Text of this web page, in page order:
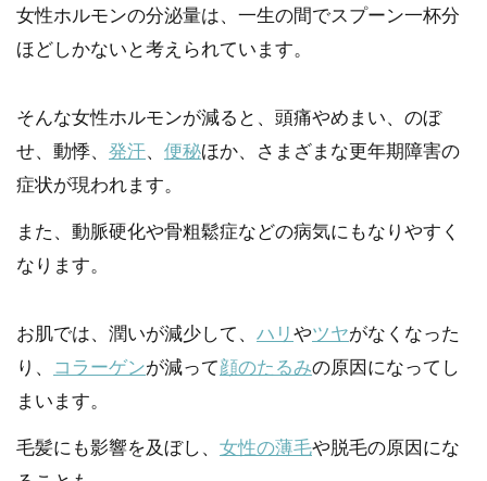
女性ホルモンの分泌量は、一生の間でスプーン一杯分
ほどしかないと考えられています。
そんな女性ホルモンが減ると、頭痛やめまい、のぼ
せ、動悸、 発汗、 便秘ほか、さまざまな更年期障害の
症状が現われます。
また、動脈硬化や骨粗鬆症などの病気にもなりやすく
なります。
お肌では、潤いが減少して、 ハリ やツヤがなくなった
り、
コラーゲンが減って顔のたるみの原因になってし
まいます。
毛髪にも影響を及ぼし、 女性の薄毛や脱毛の原因にな